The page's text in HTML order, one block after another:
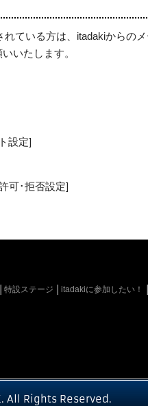
ている方は、itadakiからのメ
いたします。
設定]
可･拒否設定]
特設ステージ itadakiに参加したい！
All Rights Reserved.